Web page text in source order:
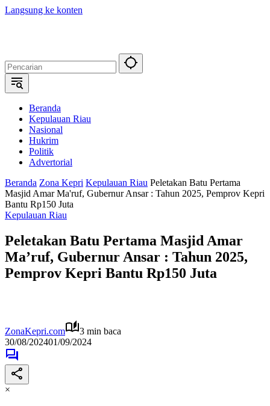
Langsung ke konten
Beranda
Kepulauan Riau
Nasional
Hukrim
Politik
Advertorial
Beranda Zona Kepri Kepulauan Riau Peletakan Batu Pertama
Masjid Amar Ma'ruf, Gubernur Ansar : Tahun 2025, Pemprov Kepri
Bantu Rp150 Juta
Kepulauan Riau
Peletakan Batu Pertama Masjid Amar
Ma’ruf, Gubernur Ansar : Tahun 2025,
Pemprov Kepri Bantu Rp150 Juta
ZonaKepri.com
3 min baca
30/08/202401/09/2024
×